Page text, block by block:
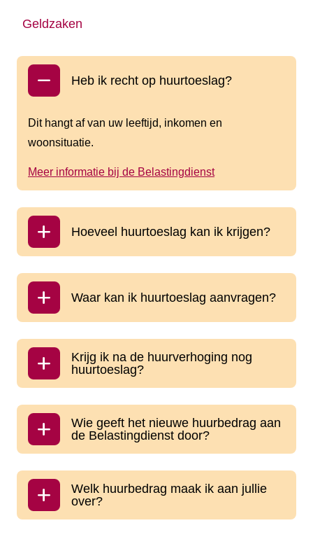
Geldzaken
Heb ik recht op huurtoeslag?
Dit hangt af van uw leeftijd, inkomen en
woonsituatie.
Meer informatie bij de Belastingdienst
Hoeveel huurtoeslag kan ik krijgen?
Waar kan ik huurtoeslag aanvragen?
Krijg ik na de huurverhoging nog
huurtoeslag?
Wie geeft het nieuwe huurbedrag aan
de Belastingdienst door?
Welk huurbedrag maak ik aan jullie
over?